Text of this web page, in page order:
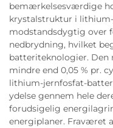
bemærkelsesværdige
krystalstruktur i
modstandsdygtig over
nedbrydning, hvilket
batteriteknologier. Den
mindre end 0,05 % pr.
lithium-jernfosfat-
ydelse gennem hele
forudsigelig
energiplaner. Fraværet